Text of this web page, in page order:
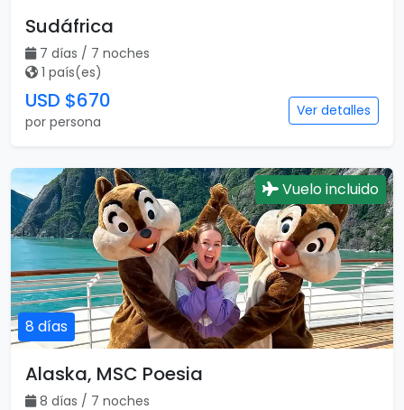
Sudáfrica
7 días / 7 noches
1 país(es)
USD $670
por persona
Ver detalles
8 días
Vuelo incluido
Alaska, MSC Poesia
8 días / 7 noches